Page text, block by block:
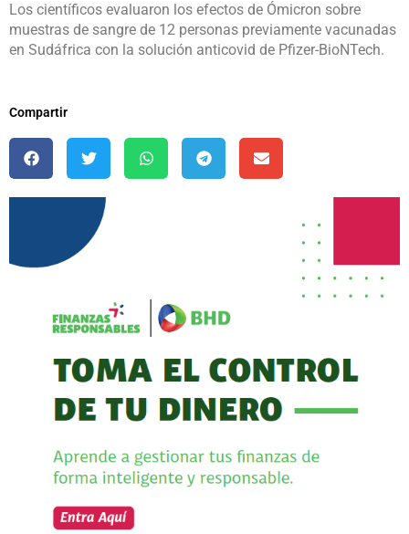
Los científicos evaluaron los efectos de Ómicron sobre
muestras de sangre de 12 personas previamente vacunadas
en Sudáfrica con la solución anticovid de Pfizer-BioNTech.
Compartir